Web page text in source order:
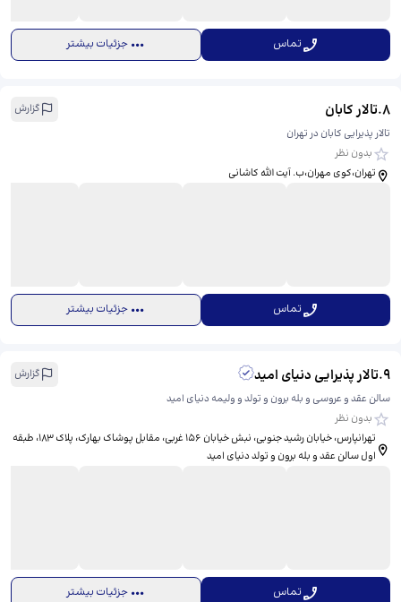
تماس جزئیات بیشتر
8
.تالار کابان
گزارش
تالار پذیرایی کابان در تهران
بدون نظر
تهران،کوی مهران،ب. آیت الله کاشانی
تماس جزئیات بیشتر
9
.تالار پذیرایی دنیای امید
گزارش
سالن عقد و عروسی و بله برون و تولد و ولیمه دنیای امید
بدون نظر
تهرانپارس، خیابان رشید جنوبی، نبش خیابان 156 غربی، مقابل پوشاک بهارک، پلاک 183، ​طبقه
اول سالن عقد و بله برون و تولد دنیای امید
تماس جزئیات بیشتر